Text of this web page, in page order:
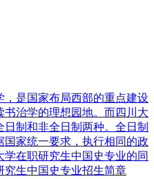
，是国家布局西部的重点建设
治学的理想园地。而四川大
制和非全日制两种。全日制
家统一要求，执行相同的政
在职研究生中国史专业的同
究生中国史专业招生简章